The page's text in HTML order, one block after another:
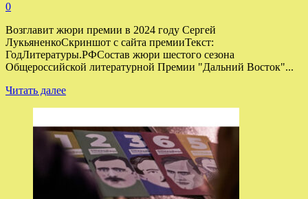
0
Возглавит жюри премии в 2024 году Сергей
ЛукьяненкоСкриншот с сайта премииТекст:
ГодЛитературы.РФСостав жюри шестого сезона
Общероссийской литературной Премии "Дальний Восток"...
Читать далееПрочитать
Объявлен
состав
жюри
премии
«Дальний
Восток»